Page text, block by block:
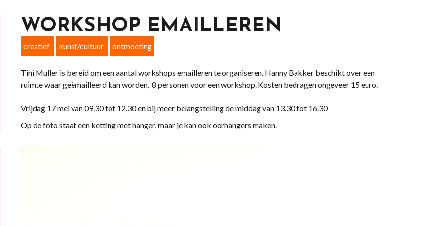
WORKSHOP EMAILLEREN
creatief kunst/cultuur ontmoeting
Tini Muller is bereid om een aantal workshops emailleren te organiseren. Hanny Bakker beschikt over een
ruimte waar geëmailleerd kan worden, 8 personen voor een workshop. Kosten bedragen ongeveer 15 euro.
Vrijdag 17 mei van 09.30 tot 12.30 en bij meer belangstelling de middag van 13.30 tot 16.30
Op de foto staat een ketting met hanger, maar je kan ook oorhangers maken.